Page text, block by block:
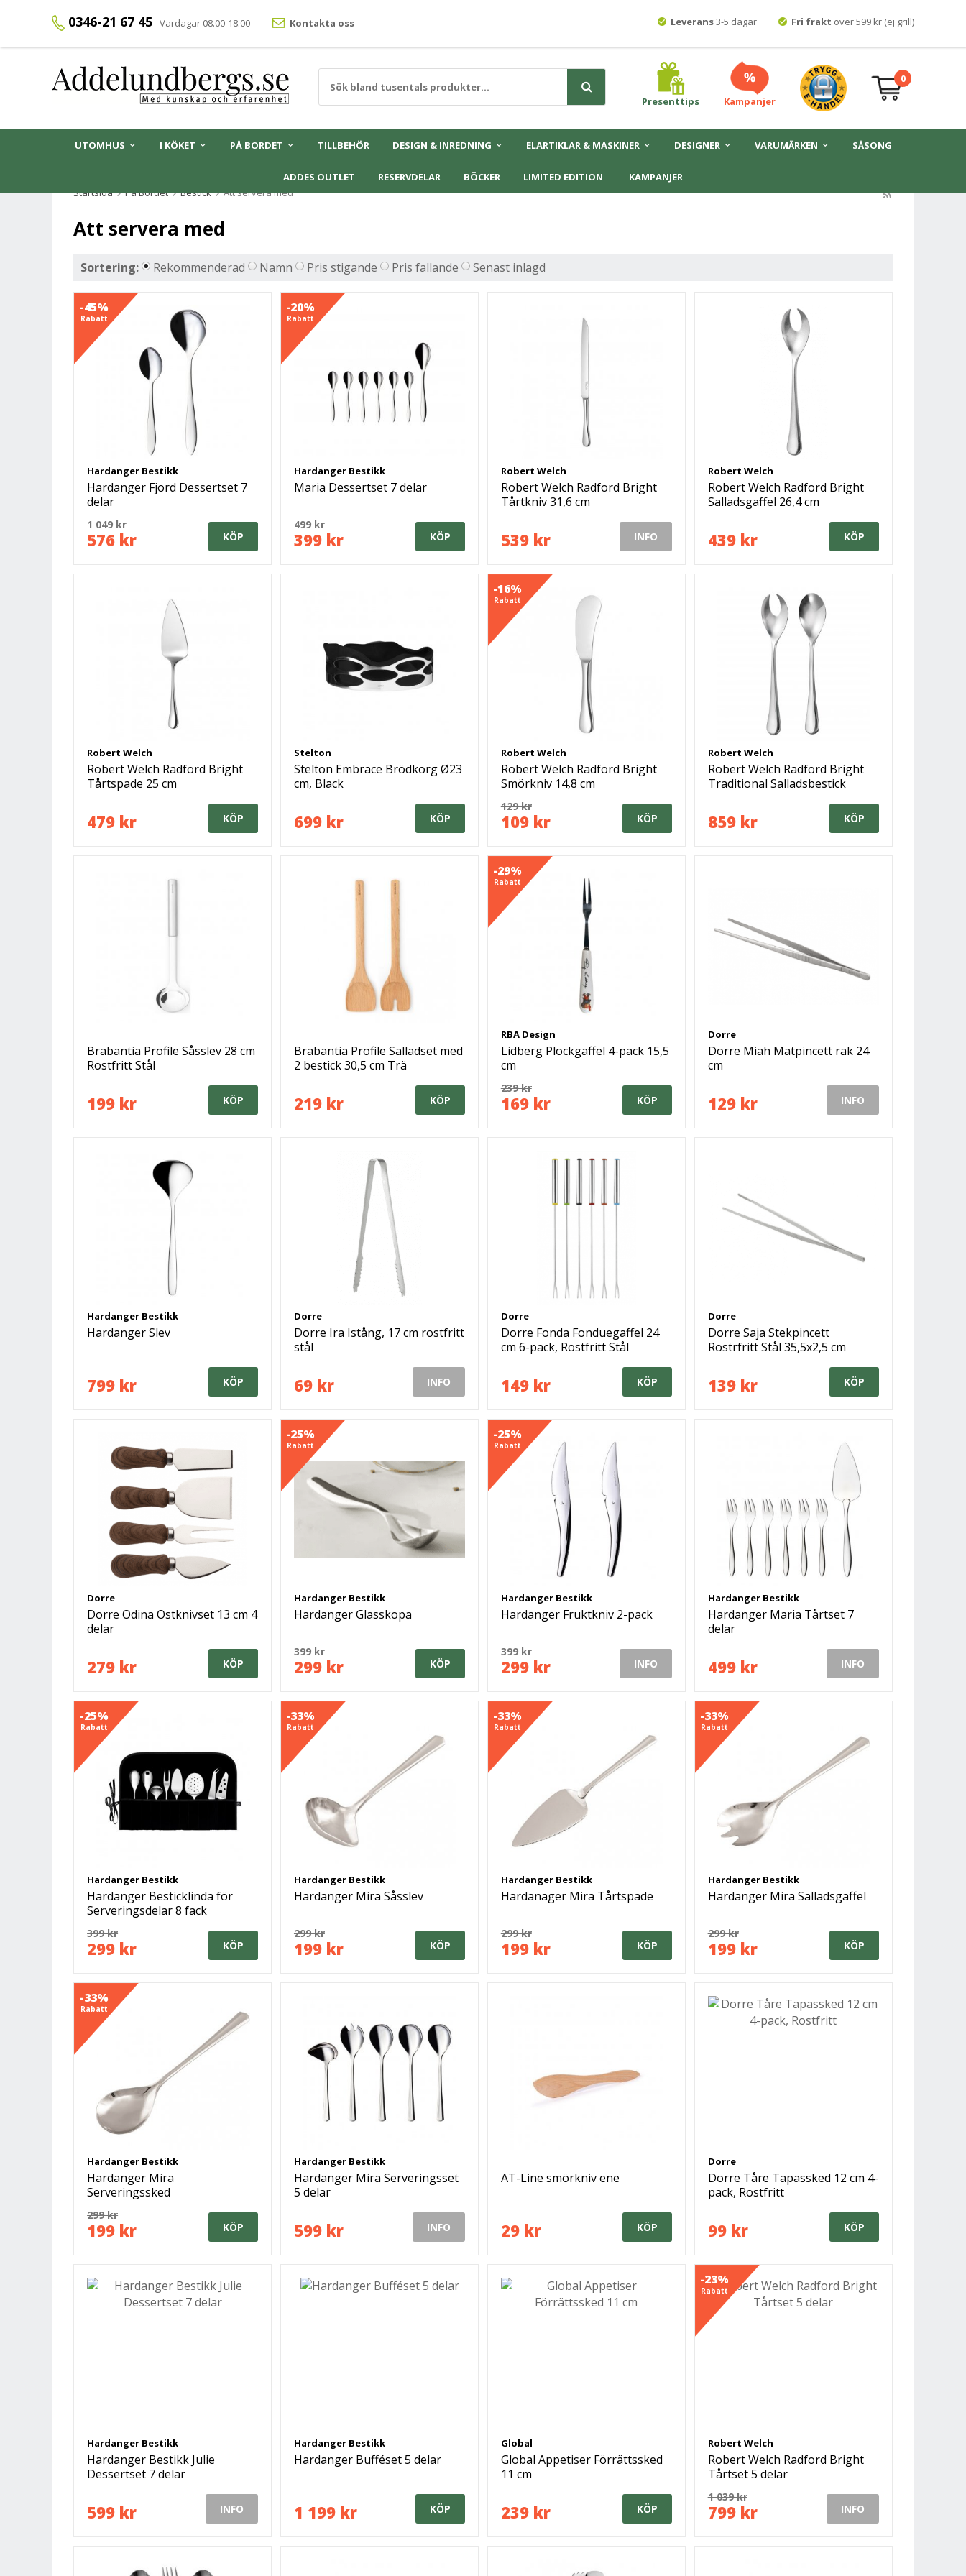
0346-21 67 45 Vardagar 08.00-18.00 Kontakta oss Leverans3-5 dagar Fri frakt över 599 kr (ej grill)
Presenttips Kampanjer
0
UTOMHUS I KÖKET PÅ BORDET TILLBEHÖR DESIGN & INREDNING ELARTIKLAR & MASKINER DESIGNER VARUMÄRKEN SÄSONG
ADDES OUTLET RESERVDELAR BÖCKER LIMITED EDITION
KAMPANJER
Startsida
På Bordet Bestick Att servera med
Att servera med
Sortering: Rekommenderad Namn Pris stigande Pris fallande Senast inlagd
-45%
Rabatt
Hardanger Bestikk
Hardanger Fjord Dessertset 7
delar
1 049 kr
576 kr KÖP
-20%
Rabatt
Hardanger Bestikk
Maria Dessertset 7 delar
499 kr
399 kr KÖP
Robert Welch
Robert Welch Radford Bright
Tårtkniv 31,6 cm
539 kr INFO
Robert Welch
Robert Welch Radford Bright
Salladsgaffel 26,4 cm
439 kr KÖP
Robert Welch
Robert Welch Radford Bright
Tårtspade 25 cm
479 kr KÖP
Stelton
Stelton Embrace Brödkorg Ø23
cm, Black
699 kr KÖP
-16%
Rabatt
Robert Welch
Robert Welch Radford Bright
Smörkniv 14,8 cm
129 kr
109 kr KÖP
Robert Welch
Robert Welch Radford Bright
Traditional Salladsbestick
859 kr KÖP
Brabantia Profile Såsslev 28 cm
Rostfritt Stål
199 kr KÖP
Brabantia Profile Salladset med
2 bestick 30,5 cm Trä
219 kr KÖP
-29%
Rabatt
RBA Design
Lidberg Plockgaffel 4-pack 15,5
cm
239 kr
169 kr KÖP
Dorre
Dorre Miah Matpincett rak 24
cm
129 kr INFO
Hardanger Bestikk
Hardanger Slev
799 kr KÖP
Dorre
Dorre Ira Istång, 17 cm rostfritt
stål
69 kr INFO
Dorre
Dorre Fonda Fonduegaffel 24
cm 6-pack, Rostfritt Stål
149 kr KÖP
Dorre
Dorre Saja Stekpincett
Rostrfritt Stål 35,5x2,5 cm
139 kr KÖP
Dorre
Dorre Odina Ostknivset 13 cm 4
delar
279 kr KÖP
-25%
Rabatt
Hardanger Bestikk
Hardanger Glasskopa
399 kr
299 kr KÖP
-25%
Rabatt
Hardanger Bestikk
Hardanger Fruktkniv 2-pack
399 kr
299 kr INFO
Hardanger Bestikk
Hardanger Maria Tårtset 7
delar
499 kr INFO
-25%
Rabatt
Hardanger Bestikk
Hardanger Besticklinda för
Serveringsdelar 8 fack
399 kr
299 kr KÖP
-33%
Rabatt
Hardanger Bestikk
Hardanger Mira Såsslev
299 kr
199 kr KÖP
-33%
Rabatt
Hardanger Bestikk
Hardanager Mira Tårtspade
299 kr
199 kr KÖP
-33%
Rabatt
Hardanger Bestikk
Hardanger Mira Salladsgaffel
299 kr
199 kr KÖP
-33%
Rabatt
Hardanger Bestikk
Hardanger Mira
Serveringssked
299 kr
199 kr KÖP
Hardanger Bestikk
Hardanger Mira Serveringsset
5 delar
599 kr INFO
AT-Line smörkniv ene
29 kr KÖP
Dorre
Dorre Tåre Tapassked 12 cm 4-
pack, Rostfritt
99 kr KÖP
Hardanger Bestikk
Hardanger Bestikk Julie
Dessertset 7 delar
599 kr INFO
Hardanger Bestikk
Hardanger Bufféset 5 delar
1 199 kr KÖP
Global
Global Appetiser Förrättssked
11 cm
239 kr KÖP
-23%
Rabatt
Robert Welch
Robert Welch Radford Bright
Tårtset 5 delar
1 039 kr
799 kr INFO